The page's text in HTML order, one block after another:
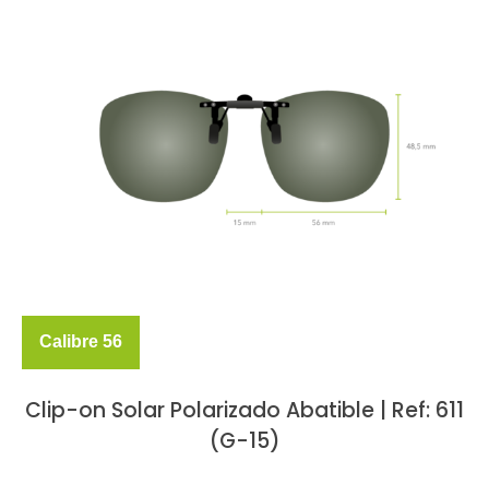
Calibre 56
Clip-on Solar Polarizado Abatible | Ref: 611
(G-15)